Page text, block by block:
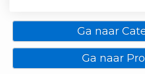
Ga naar
Ga naar